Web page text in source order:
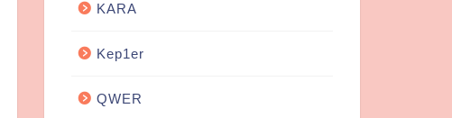
KARA
Kep1er
QWER